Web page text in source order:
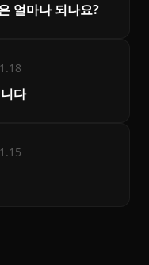
얼마나 되나요?
다